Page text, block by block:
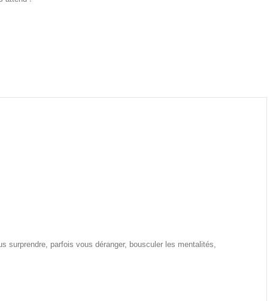
surprendre, parfois vous déranger, bousculer les mentalités,